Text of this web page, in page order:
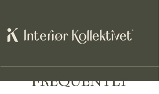
FREQUENTLY